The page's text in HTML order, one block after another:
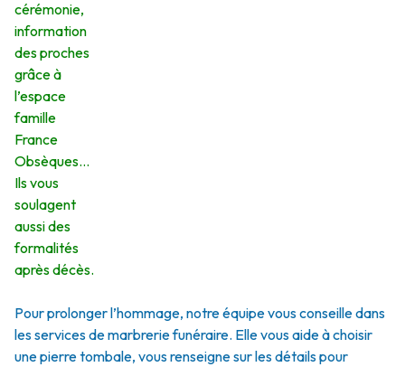
cérémonie,
information
des proches
grâce à
l’espace
famille
France
Obsèques…
Ils vous
soulagent
aussi des
formalités
après décès.
Pour prolonger l’hommage, notre équipe vous conseille dans
les services de marbrerie funéraire. Elle vous aide à choisir
une pierre tombale, vous renseigne sur les détails pour